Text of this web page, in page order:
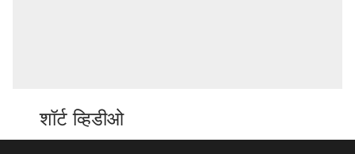
शॉर्ट व्हिडीओ